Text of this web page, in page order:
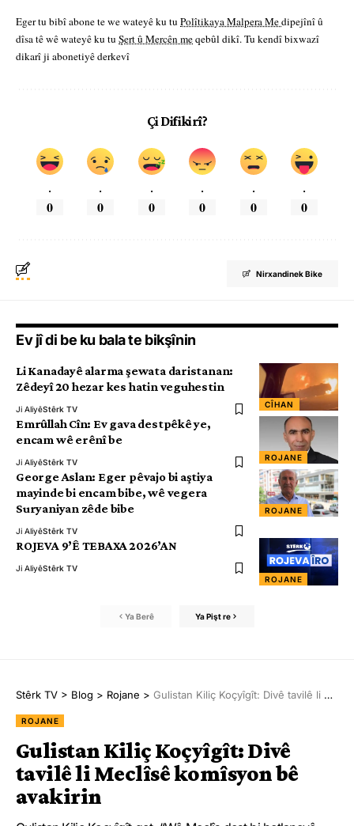
Eger tu bibî abone te we wateyê ku tu Polîtikaya Malpera Medipejînî û
dîsa tê wê wateyê ku tu Şert û Mercên meqebûl dikî. Tu kendî bixwazî
dikarî ji abonetiyê derkevî
Çi Difikirî?
.
0
.
0
.
0
.
0
.
0
.
0
Nirxandinek Bike
Ev jî di be ku bala te bikşînin
CÎHAN
Li Kanadayê alarma şewata daristanan:
Zêdeyî 20 hezar kes hatin veguhestin
Ji AliyêStêrk TV
ROJANE
Emrûllah Cîn: Ev gava destpêkê ye,
encam wê erênî be
Ji AliyêStêrk TV
ROJANE
George Aslan: Eger pêvajo bi aştiya
mayinde bi encam bibe, wê vegera
Suryaniyan zêde bibe
Ji AliyêStêrk TV
ROJANE
ROJEVA 9’Ê TEBAXA 2026’AN
Ji AliyêStêrk TV
Ya Berê Ya Pişt re
Stêrk TV > Blog > Rojane > Gulistan Kiliç Koçyîgît: Divê tavilê li Meclîsê komîsyon bê avakirin
ROJANE
Gulistan Kiliç Koçyîgît: Divê
tavilê li Meclîsê komîsyon bê
avakirin